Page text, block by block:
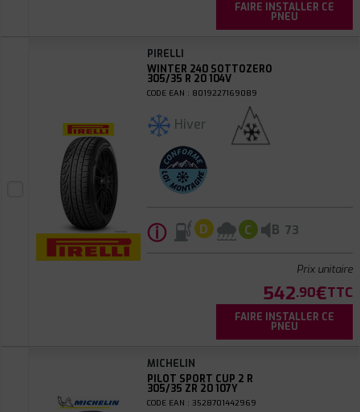
FAIRE INSTALLER CE
PNEU
PIRELLI
WINTER 240 SOTTOZERO
305/35 R 20 104V
CODE EAN : 8019227169089
Hiver
ⓘ D C B 73
Prix unitaire
542.90€TTC
FAIRE INSTALLER CE
PNEU
MICHELIN
PILOT SPORT CUP 2 R
305/35 ZR 20 107Y
CODE EAN : 3528701442969